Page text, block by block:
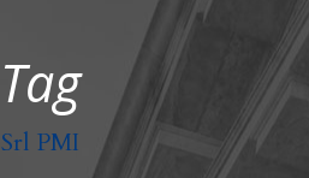
Tag
Srl PMI